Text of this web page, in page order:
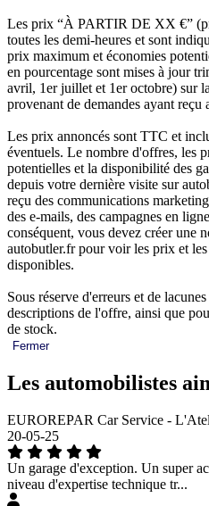
Les prix “À PARTIR DE XX €”
toutes les demi-heures et sont
prix maximum et économies
en pourcentage sont mises à jour
avril, 1er juillet et 1er octobre) sur
provenant de demandes ayant reçu
Les prix annoncés sont TTC et
éventuels. Le nombre d'offres, les
potentielles et la disponibilité des
depuis votre dernière visite sur
reçu des communications
des e-mails, des campagnes en
conséquent, vous devez créer une
autobutler.fr pour voir les prix et
disponibles.
Sous réserve d'erreurs et de
descriptions de l'offre, ainsi que
de stock.
Fermer
Les automobilistes
EUROREPAR Car Service -
20-05-25
Un garage d'exception. Un super
niveau d'expertise technique tr...